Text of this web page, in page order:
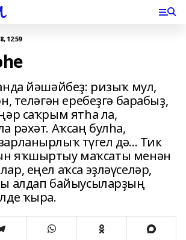
12:59
йәшәйбеҙ: ризыҡ мул,
теләгән еребеҙгә барабыҙ,
саҡрым ятһа ла,
рәхәт. Аҡсаң булһа,
түгел дә... Тик
яҡшыртыу маҡсаты менән
еңел аҡса эҙләүселәр,
алдап байыусыларҙың
ҡыра.